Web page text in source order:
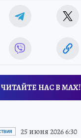
ЧИТАЙТЕ НАС В МАХ!
25 июня 2026 6:30